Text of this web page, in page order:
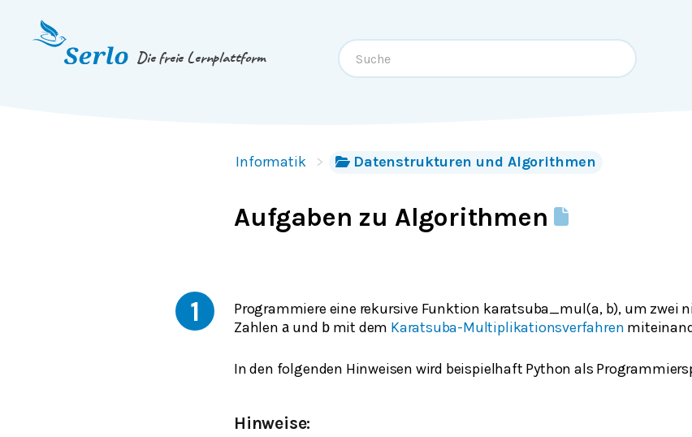
Springe zum
Die freie Lernplattform
Informatik Datenstrukturen und Algorithmen
Aufgaben zu Algorithmen
1 Programmiere eine rekursive Funktion karatsuba_mul(a, b), um zwei
Zahlen a und bmit dem Karatsuba-Multiplikationsverfahren
In den folgenden Hinweisen wird beispielhaft Python als
Hinweise: